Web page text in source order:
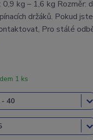
0,9 kg – 1,6 kg Rozměr:
držáků. Pokud
Pro stálé
1 ks